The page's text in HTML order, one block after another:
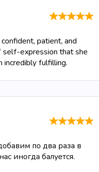
patient, and
self-expression that she
incredibly fulfilling.
по два раза в
иногда балуется.